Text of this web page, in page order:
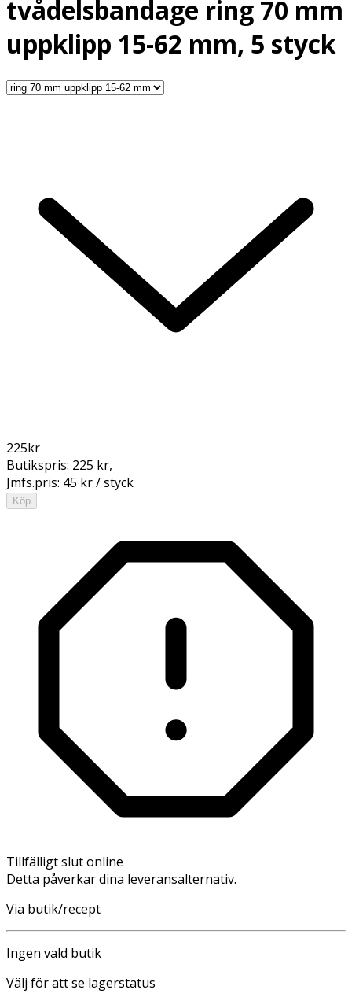
tvådelsbandage ring 70 mm
uppklipp 15-62 mm, 5 styck
225kr
Butikspris: 225 kr,
Jmfs.pris: 45 kr / styck
Köp
Tillfälligt slut online
Detta påverkar dina leveransalternativ.
Via butik/recept
Ingen vald butik
Välj för att se lagerstatus